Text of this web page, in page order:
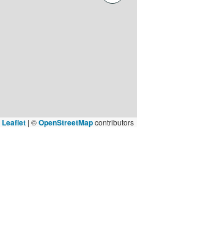
Leaflet | ©OpenStreetMapcontributors